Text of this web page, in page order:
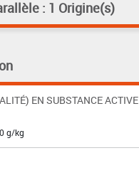
: 1 Origine(s)
EN SUBSTANCE ACTIVE
g/kg